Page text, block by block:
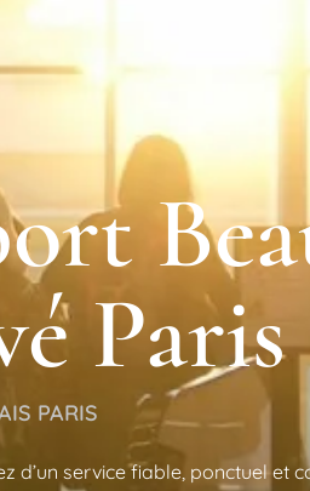
Paris
PARIS
d’un service fiable, ponctuel